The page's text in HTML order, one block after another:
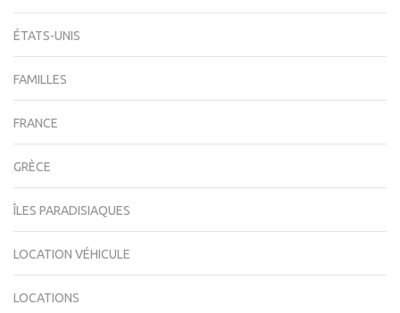
ÉTATS-UNIS
FAMILLES
FRANCE
GRÈCE
ÎLES PARADISIAQUES
LOCATION VÉHICULE
LOCATIONS